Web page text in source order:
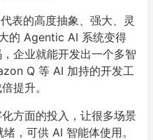
表的高度抽象、强大、灵
的 Agentic AI 系统变得
企业就能开发出一个多智
Q 等 AI 加持的开发工
提升。
方面的投入，让很多场景
，可供 AI 智能体使用。